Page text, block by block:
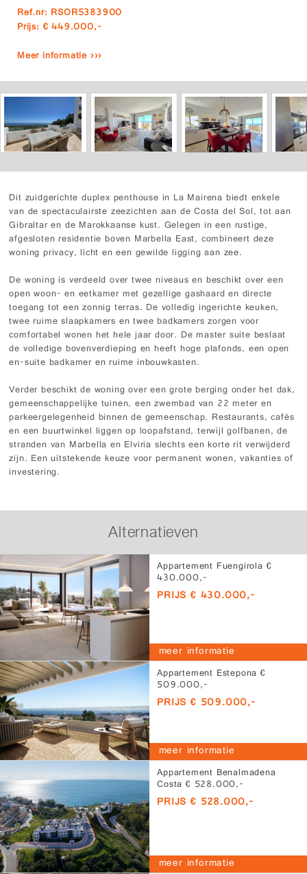
Ref.nr: RSOR5383900
Prijs: € 449.000,-
Meer informatie ›››
Dit zuidgerichte duplex penthouse in La Mairena biedt enkele
van de spectaculairste zeezichten aan de Costa del Sol, tot aan
Gibraltar en de Marokkaanse kust. Gelegen in een rustige,
afgesloten residentie boven Marbella East, combineert deze
woning privacy, licht en een gewilde ligging aan zee.
De woning is verdeeld over twee niveaus en beschikt over een
open woon- en eetkamer met gezellige gashaard en directe
toegang tot een zonnig terras. De volledig ingerichte keuken,
twee ruime slaapkamers en twee badkamers zorgen voor
comfortabel wonen het hele jaar door. De master suite beslaat
de volledige bovenverdieping en heeft hoge plafonds, een open
en-suite badkamer en ruime inbouwkasten.
Verder beschikt de woning over een grote berging onder het dak,
gemeenschappelijke tuinen, een zwembad van 22 meter en
parkeergelegenheid binnen de gemeenschap. Restaurants, cafés
en een buurtwinkel liggen op loopafstand, terwijl golfbanen, de
stranden van Marbella en Elviria slechts een korte rit verwijderd
zijn. Een uitstekende keuze voor permanent wonen, vakanties of
investering.
Alternatieven
Appartement Fuengirola €
430.000,-
PRIJS € 430.000,-
meer informatie
Appartement Estepona €
509.000,-
PRIJS € 509.000,-
meer informatie
Appartement Benalmadena
Costa € 528.000,-
PRIJS € 528.000,-
meer informatie